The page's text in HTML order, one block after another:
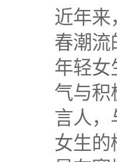
近年
春潮
年轻
气与
言人
女生